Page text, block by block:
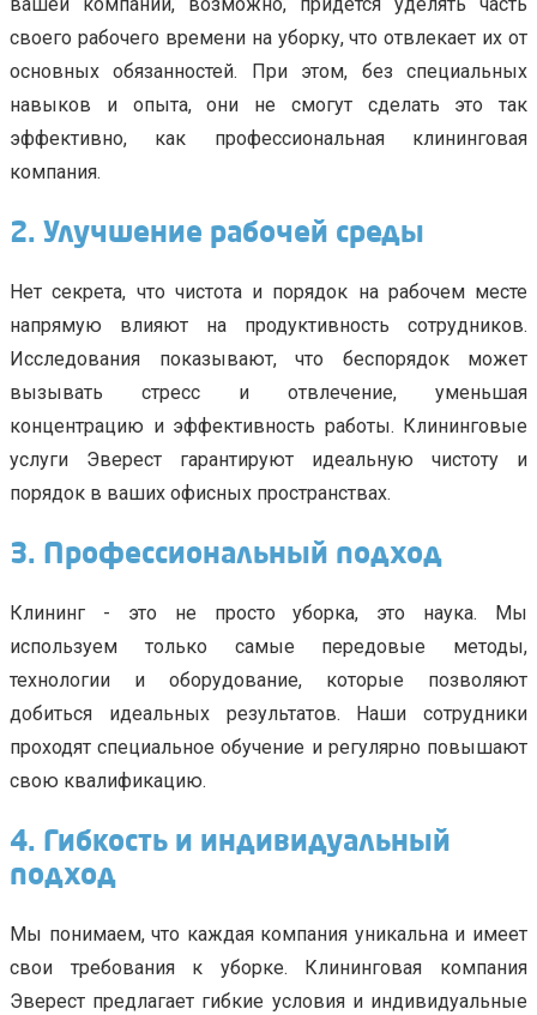
своего рабочего времени на уборку, что отвлекает их от
основных обязанностей. При этом, без специальных
навыков и опыта, они не смогут сделать это так
эффективно, как профессиональная клининговая
компания.
2. Улучшение рабочей среды
Нет секрета, что чистота и порядок на рабочем месте
напрямую влияют на продуктивность сотрудников.
Исследования показывают, что беспорядок может
вызывать стресс и отвлечение, уменьшая
концентрацию и эффективность работы. Клининговые
услуги Эверест гарантируют идеальную чистоту и
порядок в ваших офисных пространствах.
3. Профессиональный подход
Клининг - это не просто уборка, это наука. Мы
используем только самые передовые методы,
технологии и оборудование, которые позволяют
добиться идеальных результатов. Наши сотрудники
проходят специальное обучение и регулярно повышают
свою квалификацию.
4. Гибкость и индивидуальный
подход
Мы понимаем, что каждая компания уникальна и имеет
свои требования к уборке. Клининговая компания
Эверест предлагает гибкие условия и индивидуальные